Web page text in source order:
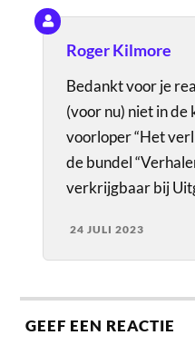
Roger Kilmore
Bedankt voor je
(voor nu) niet in de
voorloper “Het
de bundel
verkrijgbaar bij
24 JULI 2023
GEEF EEN REACTIE